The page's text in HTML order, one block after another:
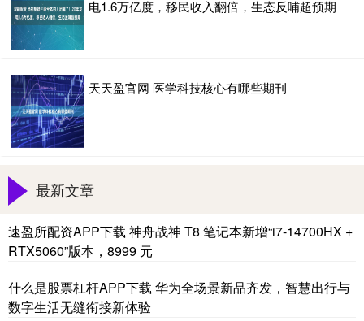
电1.6万亿度，移民收入翻倍，生态反哺超预期
天天盈官网 医学科技核心有哪些期刊
最新文章
速盈所配资APP下载 神舟战神 T8 笔记本新增“i7-14700HX +
RTX5060”版本，8999 元
什么是股票杠杆APP下载 华为全场景新品齐发，智慧出行与
数字生活无缝衔接新体验